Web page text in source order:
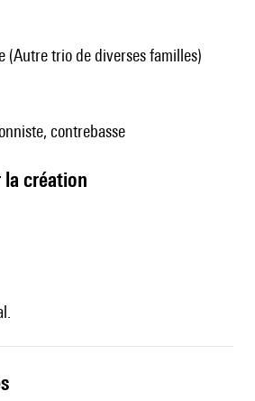
(Autre trio de diverses familles)
contrebasse
la création